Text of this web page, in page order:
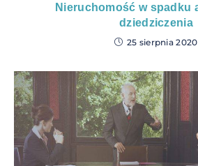
Nieruchomość w spadku
dziedziczenia
25 sierpnia 2020